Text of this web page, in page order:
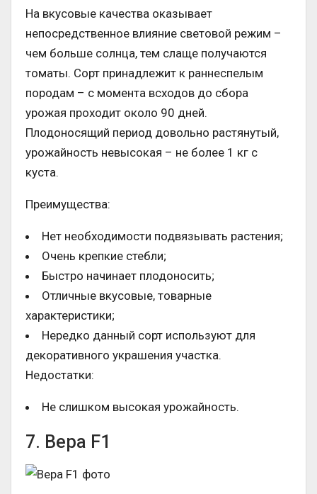
На вкусовые качества оказывает
непосредственное влияние световой режим –
чем больше солнца, тем слаще получаются
томаты. Сорт принадлежит к раннеспелым
породам – с момента всходов до сбора
урожая проходит около 90 дней.
Плодоносящий период довольно растянутый,
урожайность невысокая – не более 1 кг с
куста.
Преимущества:
Нет необходимости подвязывать растения;
Очень крепкие стебли;
Быстро начинает плодоносить;
Отличные вкусовые, товарные
характеристики;
Нередко данный сорт используют для
декоративного украшения участка.
Недостатки:
Не слишком высокая урожайность.
7. Вера F1